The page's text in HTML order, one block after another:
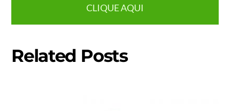
CLIQUE AQUI
Related Posts